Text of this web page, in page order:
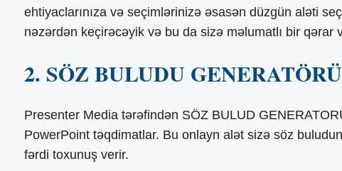
ehtiyaclarınıza və seçimlərinizə əsasən düzgün aləti
nəzərdən keçirəcəyik və bu da sizə məlumatlı bir qərar
2. SÖZ BULUDU GENERATÖRÜ
Presenter Media tərəfindən SÖZ BULUD
PowerPoint təqdimatlar. Bu onlayn alət sizə söz
fərdi toxunuş verir.